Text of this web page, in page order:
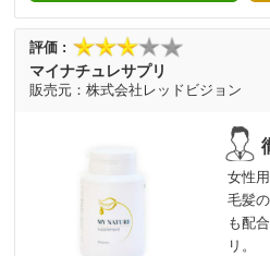
マイナチュレサプリ
株式会社レッドビジョン
女性
毛髪
も配
リ。